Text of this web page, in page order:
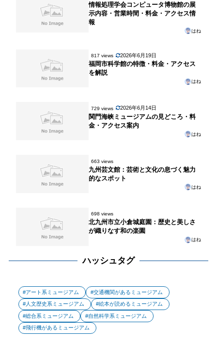
情報処理学会コンピュータ博物館の展
示内容・営業時間・料金・アクセス情
報
はね
817 views 2026年6月19日
福岡市科学館の特徴・料金・アクセス
を解説
はね
729 views 2026年6月14日
関門海峡ミュージアムの見どころ・料
金・アクセス案内
はね
663 views
九州芸文館：芸術と文化の息づく魅力
的なスポット
はね
698 views
北九州市立小倉城庭園：歴史と美しさ
が織りなす和の楽園
はね
ハッシュタグ
アート系ミュージアム 交通機関があるミュージアム
人文歴史系ミュージアム 絵本が読めるミュージアム
総合系ミュージアム 自然科学系ミュージアム
飛行機があるミュージアム